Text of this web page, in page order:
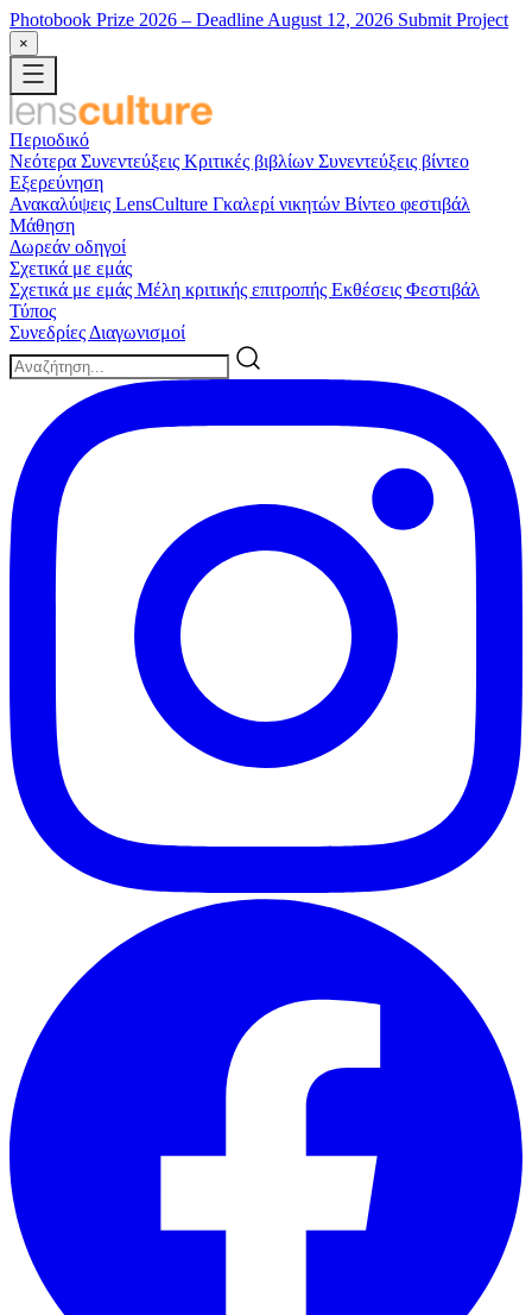
Photobook Prize 2026 – Deadline August 12, 2026 Submit Project
×
Περιοδικό
Νεότερα Συνεντεύξεις Κριτικές βιβλίων Συνεντεύξεις βίντεο
Εξερεύνηση
Ανακαλύψεις LensCulture Γκαλερί νικητών Βίντεο φεστιβάλ
Μάθηση
Δωρεάν οδηγοί
Σχετικά με εμάς
Σχετικά με εμάς Μέλη κριτικής επιτροπής Εκθέσεις Φεστιβάλ
Τύπος
Συνεδρίες Διαγωνισμοί